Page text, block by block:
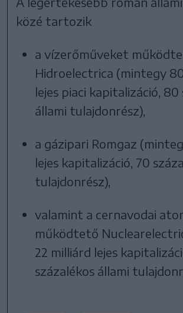
közé tartozik
a vízerőműveket
Hidroelectrica (mintegy
lejes piaci kapitalizáció, 80
állami tulajdonrész),
a gázipari Romgaz
lejes kapitalizáció, 70
tulajdonrész),
valamint a cernavodai
működtető
22 milliárd lejes
százalékos állami